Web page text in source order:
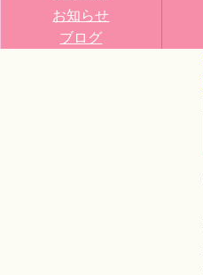
お知らせ
ブログ